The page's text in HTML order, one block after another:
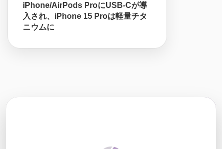
iPhone/AirPods ProにUSB-Cが導
入され、iPhone 15 Proは軽量チタ
ニウムに